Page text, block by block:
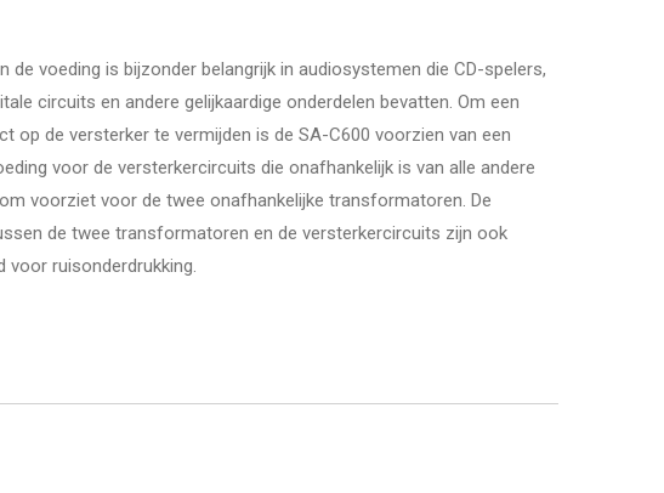
de voeding is bijzonder belangrijk in audiosystemen die CD-spelers,
circuits en andere gelijkaardige onderdelen bevatten. Om een
op de versterker te vermijden is de SA-C600 voorzien van een
voor de versterkercircuits die onafhankelijk is van alle andere
voorziet voor de twee onafhankelijke transformatoren. De
de twee transformatoren en de versterkercircuits zijn ook
voor ruisonderdrukking.